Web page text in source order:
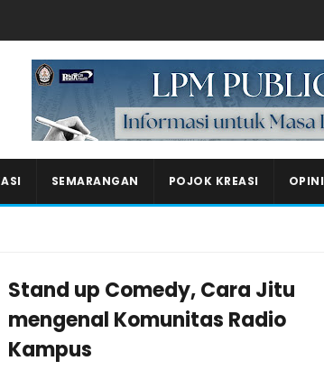
Masukkan iklan disini!
SEMARANGAN POJOK KREASI OPINI
Stand up Comedy, Cara Jitu
mengenal Komunitas Radio
Kampus